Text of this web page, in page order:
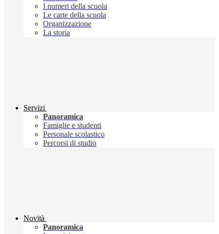
I numeri della scuola
Le carte della scuola
Organizzazione
La storia
Servizi
Panoramica
Famiglie e studenti
Personale scolastico
Percorsi di studio
Novità
Panoramica